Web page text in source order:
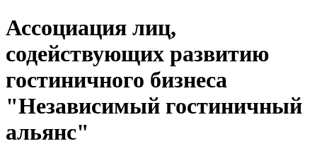
Ассоциация лиц,
содействующих развитию
гостиничного бизнеса
"Независимый гостиничный
альянс"